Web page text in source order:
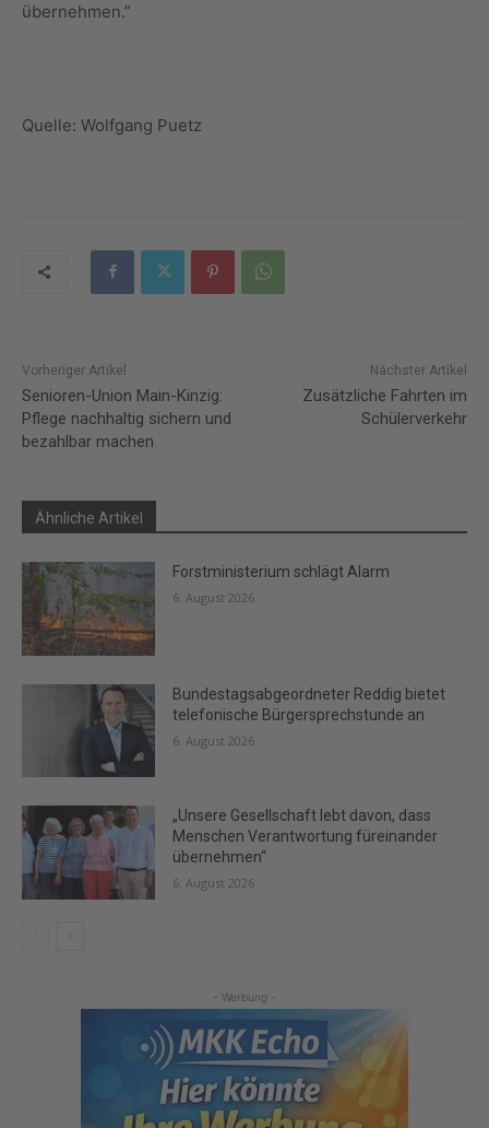
übernehmen.”
Quelle: Wolfgang Puetz
Vorheriger Artikel
Senioren-Union Main-Kinzig:
Pflege nachhaltig sichern und
bezahlbar machen
Nächster Artikel
Zusätzliche Fahrten im
Schülerverkehr
Ähnliche Artikel
Forstministerium schlägt Alarm
6. August 2026
Bundestagsabgeordneter Reddig bietet
telefonische Bürgersprechstunde an
6. August 2026
„Unsere Gesellschaft lebt davon, dass
Menschen Verantwortung füreinander
übernehmen“
6. August 2026
- Werbung -